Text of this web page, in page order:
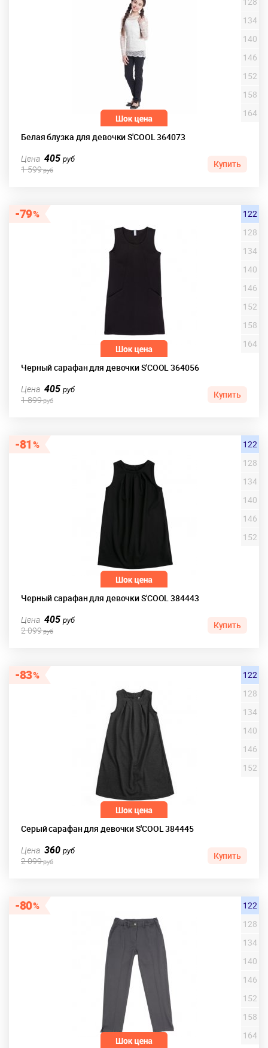
Белая блузка для девочки S'COOL 364073
134
140
146
152
158
164
Цена 405руб
1 599руб
Купить
79
Черный сарафан для девочки S'COOL 364056
122
128
134
140
146
152
158
164
Цена 405руб
1 899руб
Купить
81
Черный сарафан для девочки S'COOL 384443
122
128
134
140
146
152
Цена 405руб
2 099руб
Купить
83
Серый сарафан для девочки S'COOL 384445
122
128
134
140
146
152
Цена 360руб
2 099руб
Купить
80
122
128
134
140
146
152
158
164